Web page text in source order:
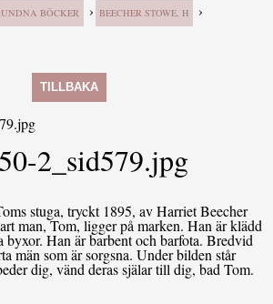
BÖCKER › BEECHER STOWE, H ›
TILLBAKA
2_sid579.jpg
stuga, tryckt 1895, av Harriet Beecher
man, Tom, ligger på marken. Han är klädd
Han är barbent och barfota. Bredvid
män som är sorgsna. Under bilden står
dig, vänd deras själar till dig, bad Tom.